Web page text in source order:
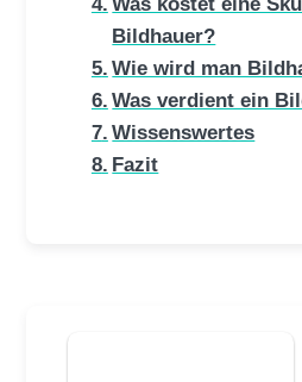
Bildhauer?
Wie wird man
Was verdient ein
Wissenswertes
Fazit
Suchen